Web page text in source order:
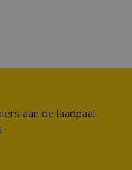
aan de laadpaal'